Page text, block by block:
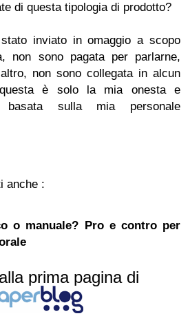
di questa tipologia di prodotto?
inviato in omaggio a scopo
non sono pagata per parlarne,
non sono collegata in alcun
è solo la mia onesta e
basata sulla mia personale
anche :
o manuale? Pro e contro per
prima pagina di